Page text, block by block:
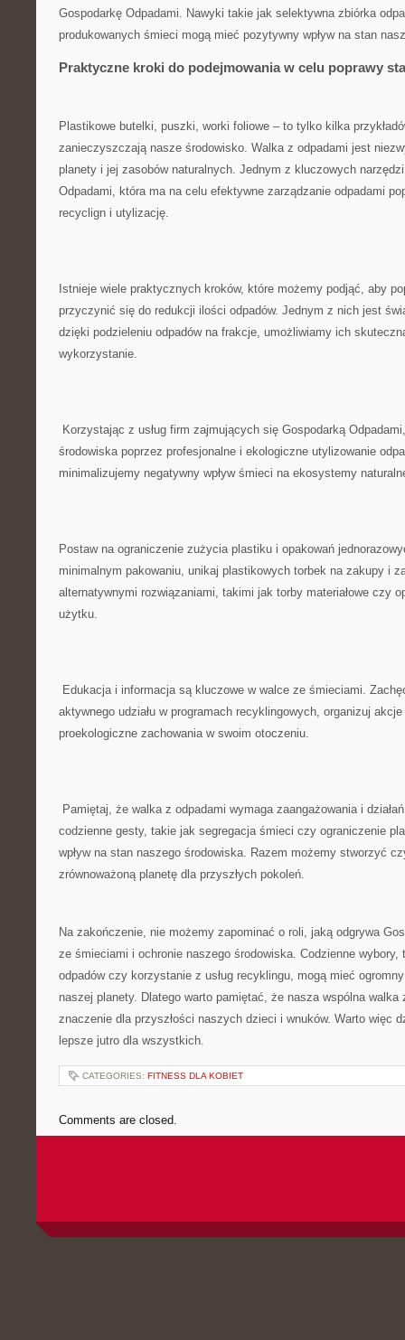
Gospodarkę Odpadami. Nawyki takie jak selektywna zbiórka
⁣produkowanych‍ śmieci mogą mieć pozytywny wpływ⁢ na stan
Praktyczne kroki do podejmowania w celu poprawy
‍Plastikowe butelki, puszki, worki foliowe – to‌ tylko kilka
zanieczyszczają nasze ‍środowisko. Walka z odpadami jest
planety i jej zasobów naturalnych. Jednym z⁤ kluczowych
Odpadami,⁣ która ma ‍na celu efektywne⁣ zarządzanie odpadami
recyclign i utylizację.
Istnieje wiele praktycznych kroków, które możemy podjąć, aby
przyczynić​ się do ‍redukcji ilości odpadów. Jednym z⁣ nich jest⁤
dzięki ⁣podzieleniu odpadów na frakcje, ​umożliwiamy ich
wykorzystanie.
Korzystając z usług firm zajmujących się Gospodarką
środowiska poprzez profesjonalne i ekologiczne ‌utylizowanie‌
‌minimalizujemy negatywny wpływ śmieci⁢ na⁢ ekosystemy
Postaw na ograniczenie zużycia plastiku i opakowań
minimalnym pakowaniu, unikaj plastikowych torbek⁢ na zakupy ‌i
alternatywnymi rozwiązaniami, takimi jak torby materiałowe czy
użytku.
Edukacja i informacja są kluczowe w walce ze śmieciami.
aktywnego udziału w programach recyklingowych, organizuj
proekologiczne zachowania w swoim otoczeniu.
Pamiętaj, że walka z odpadami wymaga zaangażowania i
codzienne gesty, takie jak segregacja śmieci czy ograniczenie
wpływ na⁣ stan naszego środowiska. ⁣Razem możemy stworzyć
⁤zrównoważoną planetę dla przyszłych pokoleń.
Na zakończenie, nie możemy zapominać⁤ o⁤ roli, jaką odgrywa
ze śmieciami i ochronie naszego środowiska. Codzienne wybory,
odpadów czy ⁣korzystanie z usług recyklingu, mogą mieć
naszej ‌planety. Dlatego warto pamiętać, że nasza wspólna walka
znaczenie dla przyszłości naszych dzieci i wnuków. Warto więc
lepsze jutro dla⁤ wszystkich.
CATEGORIES: FITNESS DLA KOBIET
Comments are closed.